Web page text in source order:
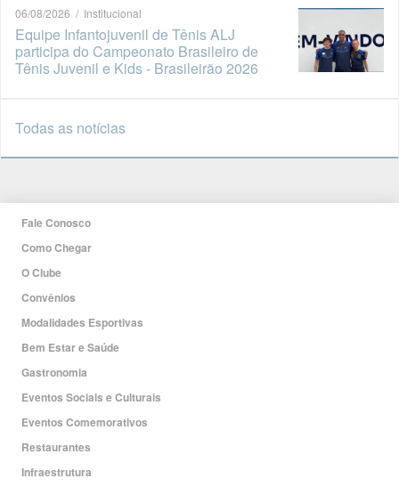
06/08/2026 / Institucional
Equipe Infantojuvenil de Tênis ALJ
participa do Campeonato Brasileiro de
Tênis Juvenil e Kids - Brasileirão 2026
Todas as notícias
Fale Conosco
Como Chegar
O Clube
Convênios
Modalidades Esportivas
Bem Estar e Saúde
Gastronomia
Eventos Sociais e Culturais
Eventos Comemorativos
Restaurantes
Infraestrutura